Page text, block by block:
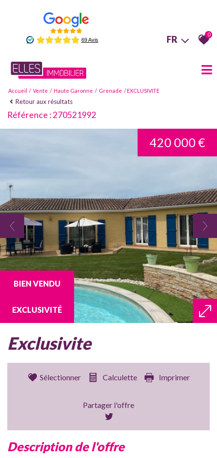
FR 0
Accueil Vente Haute Garonne Grenade EXCLUSIVITE
Retour aux résultats
Référence : 270521992
BIEN VENDU
EXCLUSIVITÉ
420 000 €
exclusivite
Sélectionner Calculette Imprimer
Partager l'offre
description de l'offre